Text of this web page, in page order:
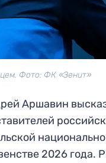
Фото: ФК «Зенит»
Аршавин
2026 года.